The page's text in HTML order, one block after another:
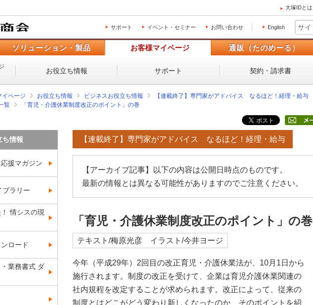
大塚IDとは
サポート イベント・セミナー お問い合わせ English
ソリューション・製品 お客様マイページ 通販（たのめーる）
お役立ち情報 サポート 契約・請求書
イページ お役立ち情報 ビジネスお役立ち情報
【連載終了】専門家がアドバイス なるほど！経理・給与
覧
「育児・介護休業制度改正のポイント」の巻
【連載終了】専門家がアドバイス なるほど！経理・給与
【アーカイブ記事】以下の内容は公開日時点のものです。
最新の情報とは異なる可能性がありますのでご注意ください。
「育児・介護休業制度改正のポイント」の巻
テキスト/梅原光彦 イラスト/今井ヨージ
今年（平成29年）2回目の改正育児・介護休業法が、10月1日から
施行されます。制度の改正を受けて、企業は育児介護休業関連の
社内規程を改定することが求められます。改正によって、従来の
制度とはどこがどう変わり新しくなったのか、そのポイントを紹
ち情報
援マガジン
ブラリー
情シスの現
ロード
業務書式 ダ